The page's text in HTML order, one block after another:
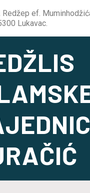
Redžep ef.
Lukavac.